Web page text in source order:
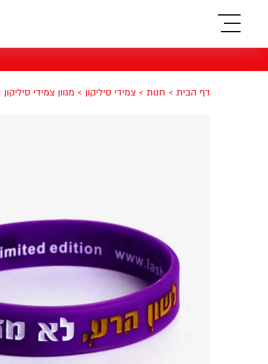
תפריט
דף הבית > חנות > צמידי סיליקון > מגוון צמידי סיליקון